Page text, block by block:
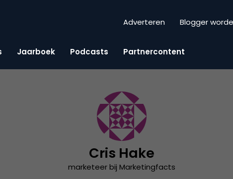
Adverteren Blogger
Jaarboek Podcasts Partnercontent
Cris Hake
marketeer bij Marketingfacts